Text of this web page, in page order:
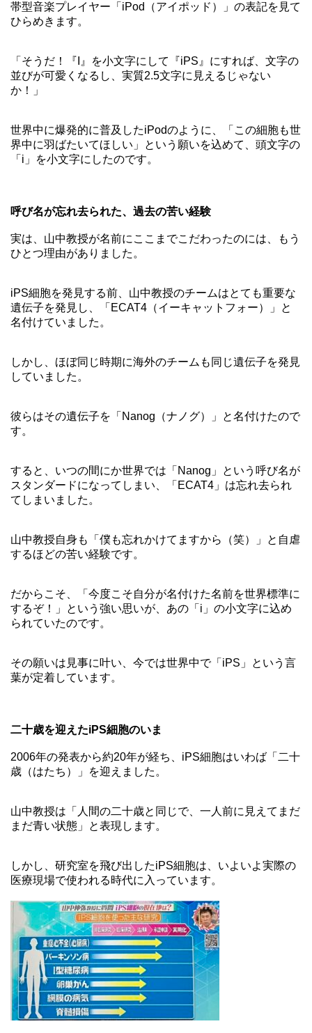
帯型音楽プレイヤー「iPod（アイポッド）」の表記を見て
ひらめきます。
「そうだ！『I』を小文字にして『iPS』にすれば、文字の
並びが可愛くなるし、実質2.5文字に見えるじゃない
か！」
世界中に爆発的に普及したiPodのように、「この細胞も世
界中に羽ばたいてほしい」という願いを込めて、頭文字の
「i」を小文字にしたのです。
呼び名が忘れ去られた、過去の苦い経験
実は、山中教授が名前にここまでこだわったのには、もう
ひとつ理由がありました。
iPS細胞を発見する前、山中教授のチームはとても重要な
遺伝子を発見し、「ECAT4（イーキャットフォー）」と
名付けていました。
しかし、ほぼ同じ時期に海外のチームも同じ遺伝子を発見
していました。
彼らはその遺伝子を「Nanog（ナノグ）」と名付けたので
す。
すると、いつの間にか世界では「Nanog」という呼び名が
スタンダードになってしまい、「ECAT4」は忘れ去られ
てしまいました。
山中教授自身も「僕も忘れかけてますから（笑）」と自虐
するほどの苦い経験です。
だからこそ、「今度こそ自分が名付けた名前を世界標準に
するぞ！」という強い思いが、あの「i」の小文字に込め
られていたのです。
その願いは見事に叶い、今では世界中で「iPS」という言
葉が定着しています。
二十歳を迎えたiPS細胞のいま
2006年の発表から約20年が経ち、iPS細胞はいわば「二十
歳（はたち）」を迎えました。
山中教授は「人間の二十歳と同じで、一人前に見えてまだ
まだ青い状態」と表現します。
しかし、研究室を飛び出したiPS細胞は、いよいよ実際の
医療現場で使われる時代に入っています。